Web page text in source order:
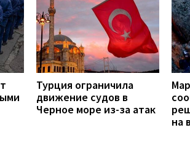
Турция ограничила
движение судов в
Черное море из-за атак
на